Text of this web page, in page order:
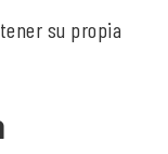
su propia